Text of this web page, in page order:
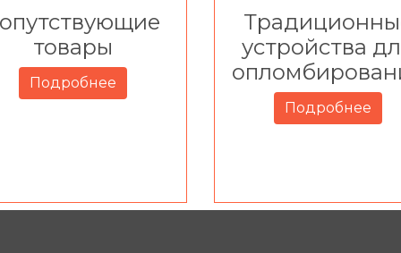
товары
Подробнее
устройства
Подробнее